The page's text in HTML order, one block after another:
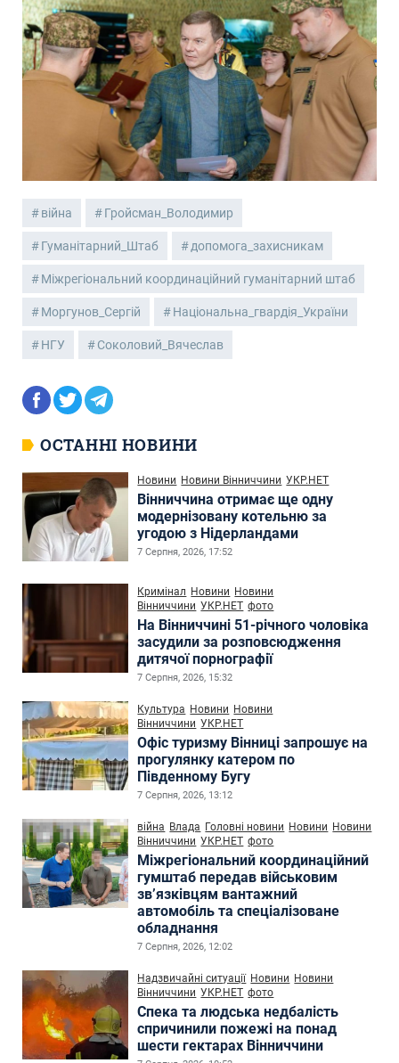
війна Гройсман_Володимир
Гуманітарний_Штаб допомога_захисникам
Міжрегіональний координаційний гуманітарний штаб
Моргунов_Сергій Національна_гвардія_України
НГУ Соколовий_Вячеслав
ОСТАННІ НОВИНИ
Новини Новини Вінниччини УКР.НЕТ
Вінниччина отримає ще одну
модернізовану котельню за
угодою з Нідерландами
7 Серпня, 2026, 17:52
Кримінал Новини Новини
Вінниччини УКР.НЕТ фото
На Вінниччині 51-річного чоловіка
засудили за розповсюдження
дитячої порнографії
7 Серпня, 2026, 15:32
Культура Новини Новини
Вінниччини УКР.НЕТ
Офіс туризму Вінниці запрошує на
прогулянку катером по
Південному Бугу
7 Серпня, 2026, 13:12
війна Влада Головні новини Новини Новини
Вінниччини УКР.НЕТ фото
Міжрегіональний координаційний
гумштаб передав військовим
зв’язківцям вантажний
автомобіль та спеціалізоване
обладнання
7 Серпня, 2026, 12:02
Надзвичайні ситуації Новини Новини
Вінниччини УКР.НЕТ фото
Спека та людська недбалість
спричинили пожежі на понад
шести гектарах Вінниччини